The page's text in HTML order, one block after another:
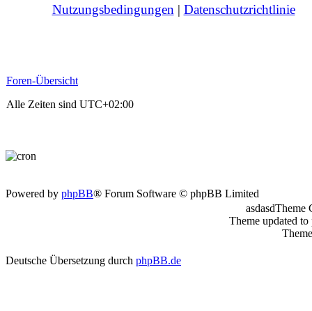
Nutzungsbedingungen | Datenschutzrichtlinie
Foren-Übersicht
Alle Zeiten sind UTC+02:00
Powered by phpBB® Forum Software © phpBB Limited
asdasdTheme
Theme updated
Deutsche Übersetzung durch phpBB.de